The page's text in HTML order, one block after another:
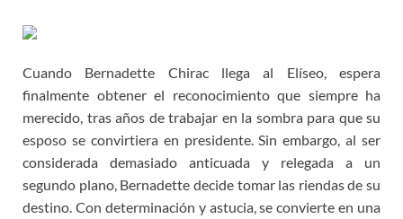
Cuando Bernadette Chirac llega al Elíseo, espera
finalmente obtener el reconocimiento que siempre ha
merecido, tras años de trabajar en la sombra para que su
esposo se convirtiera en presidente. Sin embargo, al ser
considerada demasiado anticuada y relegada a un
segundo plano, Bernadette decide tomar las riendas de su
destino. Con determinación y astucia, se convierte en una